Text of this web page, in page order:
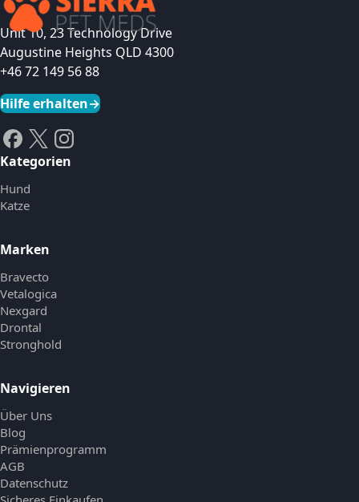
Unit 10, 23 Technology Drive
Augustine Heights QLD 4300
+46 72 149 56 88
Hilfe erhalten→
Kategorien
Hund
Katze
Marken
Bravecto
Vetalogica
Nexgard
Drontal
Stronghold
Navigieren
Über Uns
Blog
Prämienprogramm
AGB
Datenschutz